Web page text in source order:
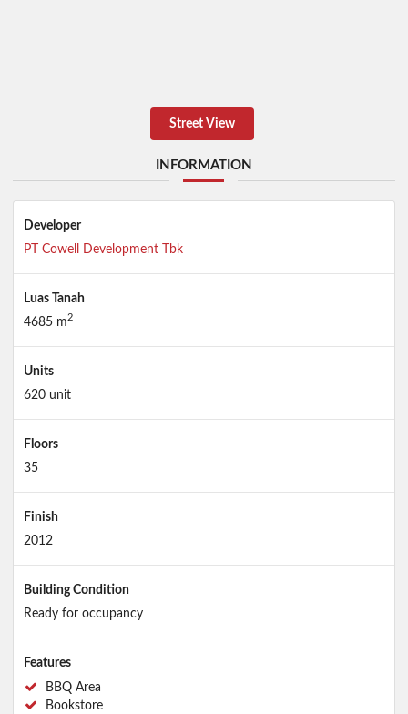
Street View
INFORMATION
Developer
PT Cowell Development Tbk
Luas Tanah
4685 m2
Units
620 unit
Floors
35
Finish
2012
Building Condition
Ready for occupancy
Features
BBQ Area
Bookstore